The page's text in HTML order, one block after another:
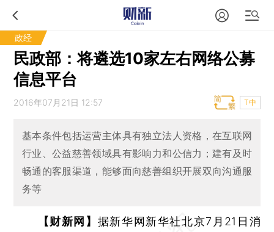
政经
民政部：将遴选10家左右网络公募
信息平台
2016年07月21日 12:57 T中
基本条件包括运营主体具有独立法人资格，在互联网
行业、公益慈善领域具有影响力和公信力；建有及时
畅通的客服渠道，能够面向慈善组织开展双向沟通服
务等
【财新网】 据新华网新华社北京7月21日消